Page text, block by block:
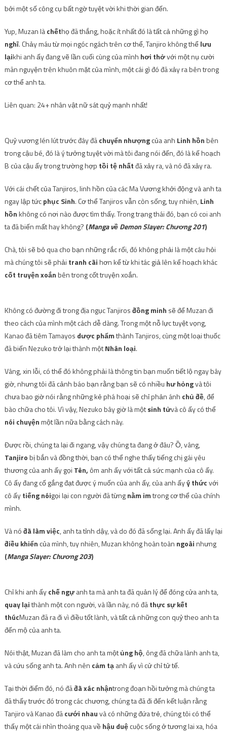
bởi một số công cụ bất ngờ tuyệt vời khi thời gian đến.
Yup, Muzan làchếthọ đã thắng, hoặc ít nhất đó là tất cả những gì họ
nghĩ. Chảy máu từ mọi ngóc ngách trên cơ thể, Tanjiro không thểlưu
lạikhi anh ấy đang vẽ lần cuối cùng của mình hơi thởvới một nụ cười
mãn nguyện trên khuôn mặt của mình, một cái gì đó đã xảy ra bên trong
cơ thể anh ta.
Liên quan: 24+ nhân vật nữ sát quỷ mạnh nhất!
Quỷ vương lén lút trước đây đãchuyển nhượngcủa anh Linh hồnbên
trong cậu bé, đó là ý tưởng tuyệt vời mà tôi đang nói đến, đó là kế hoạch
B của cậu ấy trong trường hợp tồi tệ nhấtđã xảy ra, và nó đã xảy ra.
Với cái chết của Tanjiros, linh hồn của các Ma Vương khởi động và anh ta
ngay lập tứcphục Sinh. Cơ thể Tanjiros vẫn còn sống, tuy nhiên,Linh
hồnkhông có nơi nào được tìm thấy. Trong trạng thái đó, bạn có coi anh
ta đã biến mất hay không? (Manga về Demon Slayer: Chương 201)
Chà, tôi sẽ bỏ qua cho bạn những rắc rối, đó không phải là một câu hỏi
mà chúng tôi sẽ phải tranh cãihơn kể từ khi tác giả lên kế hoạch khác
cốt truyện xoắnbên trong cốt truyện xoắn.
Không có đường đi trong địa ngục Tanjirosđồng minh sẽ để Muzan đi
theo cách của mình một cách dễ dàng. Trong một nỗ lực tuyệt vọng,
Kanao đã tiêm Tamayos dược phẩmthành Tanjiros, cùng một loại thuốc
đã biến Nezuko trở lại thành mộtNhân loại.
Vâng, xin lỗi, có thể đó không phải là thông tin bạn muốn tiết lộ ngay bây
giờ, nhưng tôi đã cảnh báo bạn rằng bạn sẽ có nhiều hư hỏngvà tôi
chưa bao giờ nói rằng những kẻ phá hoại sẽ chỉ phản ánh chủ đề, để
bào chữa cho tôi. Vì vậy, Nezuko bây giờ là mộtsinh tửvà cô ấy có thể
nói chuyệnmột lần nữa bằng cách này.
Được rồi, chúng ta lại đi ngang, vậy chúng ta đang ở đâu? Ồ, vâng,
Tanjirobị bắn và đồng thời, bạn có thể nghe thấy tiếng chị gái yêu
thương của anh ấy gọi Tên, ôm anh ấy với tất cả sức mạnh của cô ấy.
Cô ấy đang cố gắng đạt được ý muốn của anh ấy, của anh ấyý thứcvới
cô ấytiếng nóigọi lại con người đã từngnằm imtrong cơ thể của chính
mình.
Và nóđã làm việc, anh ta tỉnh dậy, và do đó đã sống lại. Anh ấy đã lấy lại
điều khiển của mình, tuy nhiên, Muzan không hoàn toàn ngoàinhưng
(Manga Slayer: Chương 203)
Chỉ khi anh ấychế ngựanh ta mà anh ta đã quản lý để đóng cửa anh ta,
quay lạithành một con người, và lần này, nó đãthực sự kết
thúcMuzan đã ra đi vì điều tốt lành, và tất cả những con quỷ theo anh ta
đến mộ của anh ta.
Nói thật, Muzan đã làm cho anh ta mộtủng hộ, ông đã chữa lành anh ta,
và cứu sống anh ta. Anh nên cảm tạanh ấy vì cử chỉ tử tế.
Tại thời điểm đó, nó đãđã xác nhậntrong đoạn hồi tưởng mà chúng ta
đã thấy trước đó trong các chương, chúng ta đã đi đến kết luận rằng
Tanjiro và Kanao đãcưới nhauvà có những đứa trẻ, chúng tôi có thể
thấy một cái nhìn thoáng qua vềhậu duệcuộc sống ở tương lai xa, hóa